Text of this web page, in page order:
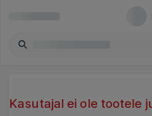
Kasutajal ei ole tootele